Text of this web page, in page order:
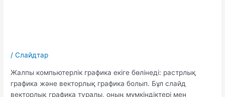
/Слайдтар
Жалпы компьютерлік графика екіге бөлінеді: растрлық
графика және векторлық графика болып. Бұл слайд
векторлық графика туралы, оның мүмкіндіктері мен